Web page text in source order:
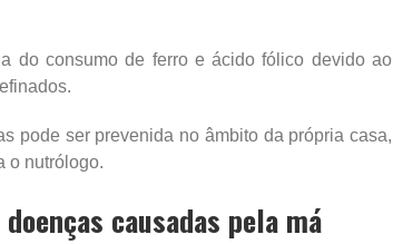
do consumo de ferro e ácido fólico devido ao
pode ser prevenida no âmbito da própria casa,
o nutrólogo.
causadas pela má